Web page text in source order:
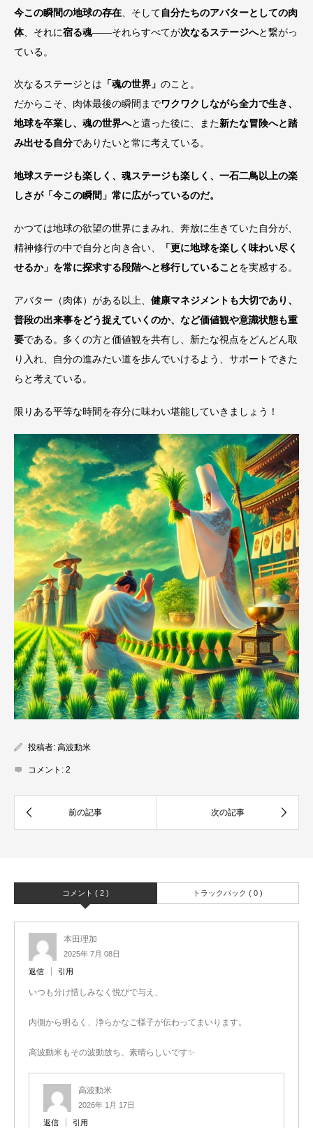
今この瞬間の地球の存在 、そして自分たちのアバターとしての肉
体、それに宿る魂——それらすべてが次なるステージへと繋がっ
ている。
次なるステージとは 「魂の世界」 のこと。
だからこそ、肉体最後の瞬間までワクワクしながら全力で生き、
地球を卒業し、魂の世界へと還った後に、また新たな冒険へと踏
み出せる自分でありたいと常に考えている。
地球ステージも楽しく、魂ステージも楽しく、一石二鳥以上の楽
しさが「今この瞬間」常に広がっているのだ。
かつては地球の欲望の世界にまみれ、奔放に生きていた自分が、
精神修行の中で自分と向き合い、
「更に地球を楽しく味わい尽く
せるか」を常に探求する段階へと移行していることを実感する。
アバター（肉体）がある以上、 健康マネジメントも大切であり、
普段の出来事をどう捉えていくのか、など価値観や意識状態も重
要である。多くの方と価値観を共有し、新たな視点をどんどん取
り入れ、自分の進みたい道を歩んでいけるよう、サポートできた
らと考えている。
限りある平等な時間を存分に味わい堪能していきましょう！
投稿者: 高波動米
コメント: 2
コメント ( 2 ) トラックバック ( 0 )
本田理加
2025年 7月 08日
返信 引用
いつも分け惜しみなく悦びで与え、
内側から明るく、浄らかなご様子が伝わってまいります。
高波動米もその波動放ち、素晴らしいです✨
高波動米
2026年 1月 17日
返信 引用